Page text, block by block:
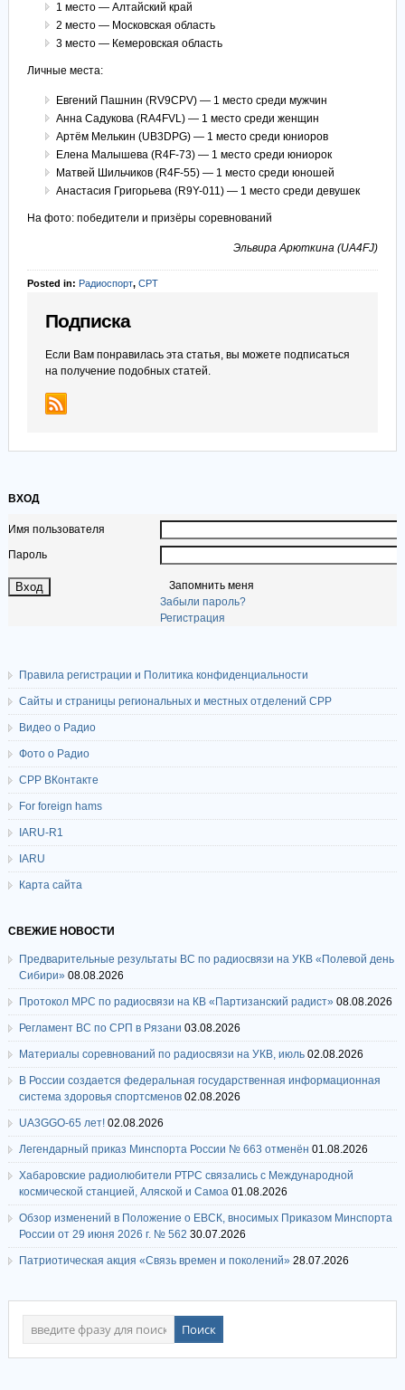
1 место — Алтайский край
2 место — Московская область
3 место — Кемеровская область
Личные места:
Евгений Пашнин (RV9CPV) — 1 место среди мужчин
Анна Садукова (RA4FVL) — 1 место среди женщин
Артём Мелькин (UB3DPG) — 1 место среди юниоров
Елена Малышева (R4F-73) — 1 место среди юниорок
Матвей Шильчиков (R4F-55) — 1 место среди юношей
Анастасия Григорьева (R9Y-011) — 1 место среди девушек
На фото: победители и призёры соревнований
Эльвира Арюткина (UA4FJ)
Posted in: Радиоспорт, СРТ
Подписка
Если Вам понравилась эта статья, вы можете подписаться
на получение подобных статей.
ВХОД
Имя пользователя
Пароль
Запомнить меня
Забыли пароль?
Регистрация
Правила регистрации и Политика конфиденциальности
Сайты и страницы региональных и местных отделений СРР
Видео о Радио
Фото о Радио
СРР ВКонтакте
For foreign hams
IARU-R1
IARU
Карта сайта
СВЕЖИЕ НОВОСТИ
Предварительные результаты ВС по радиосвязи на УКВ «Полевой день
Сибири» 08.08.2026
Протокол МРС по радиосвязи на КВ «Партизанский радист» 08.08.2026
Регламент ВС по СРП в Рязани 03.08.2026
Материалы соревнований по радиосвязи на УКВ, июль 02.08.2026
В России создается федеральная государственная информационная
система здоровья спортсменов 02.08.2026
UA3GGO-65 лет! 02.08.2026
Легендарный приказ Минспорта России № 663 отменён 01.08.2026
Хабаровские радиолюбители РТРС связались с Международной
космической станцией, Аляской и Самоа 01.08.2026
Обзор изменений в Положение о ЕВСК, вносимых Приказом Минспорта
России от 29 июня 2026 г. № 562 30.07.2026
Патриотическая акция «Связь времен и поколений» 28.07.2026